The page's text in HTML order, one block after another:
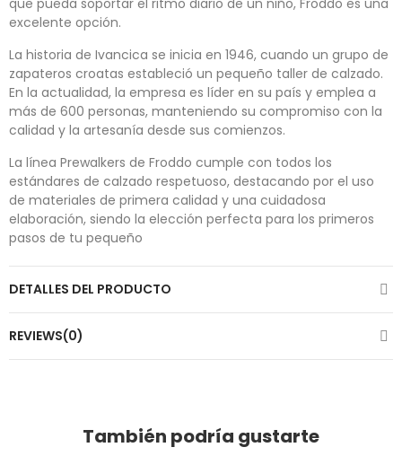
que pueda soportar el ritmo diario de un niño, Froddo es una
excelente opción.
La historia de Ivancica se inicia en 1946, cuando un grupo de
zapateros croatas estableció un pequeño taller de calzado.
En la actualidad, la empresa es líder en su país y emplea a
más de 600 personas, manteniendo su compromiso con la
calidad y la artesanía desde sus comienzos.
La línea Prewalkers de Froddo cumple con todos los
estándares de calzado respetuoso, destacando por el uso
de materiales de primera calidad y una cuidadosa
elaboración, siendo la elección perfecta para los primeros
pasos de tu pequeño
DETALLES DEL PRODUCTO
REVIEWS(0)
También podría gustarte